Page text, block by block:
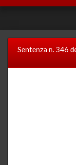
Sentenza n. 346